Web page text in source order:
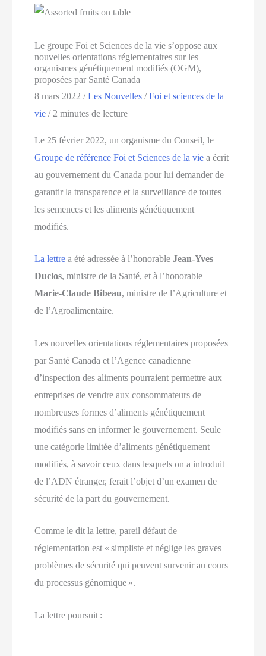
Le groupe Foi et Sciences de la vie s’oppose aux
nouvelles orientations réglementaires sur les
organismes génétiquement modifiés (OGM),
proposées par Santé Canada
8 mars 2022/Les Nouvelles /Foi et sciences de la
vie / 2 minutes de lecture
Le 25 février 2022, un organisme du Conseil, le
Groupe de référence Foi et Sciences de la vie a écrit
au gouvernement du Canada pour lui demander de
garantir la transparence et la surveillance de toutes
les semences et les aliments génétiquement
modifiés.
La lettre a été adressée à l’honorable Jean-Yves
Duclos, ministre de la Santé, et à l’honorable
Marie-Claude Bibeau, ministre de l’Agriculture et
de l’Agroalimentaire.
Les nouvelles orientations réglementaires proposées
par Santé Canada et l’Agence canadienne
d’inspection des aliments pourraient permettre aux
entreprises de vendre aux consommateurs de
nombreuses formes d’aliments génétiquement
modifiés sans en informer le gouvernement. Seule
une catégorie limitée d’aliments génétiquement
modifiés, à savoir ceux dans lesquels on a introduit
de l’ADN étranger, ferait l’objet d’un examen de
sécurité de la part du gouvernement.
Comme le dit la lettre, pareil défaut de
réglementation est « simpliste et néglige les graves
problèmes de sécurité qui peuvent survenir au cours
du processus génomique ».
La lettre poursuit :